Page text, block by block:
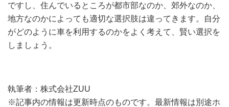
ですし、住んでいるところが都市部なのか、郊外なのか、
地方なのかによっても適切な選択肢は違ってきます。自分
がどのように車を利用するのかをよく考えて、賢い選択を
しましょう。
執筆者：株式会社ZUU
※記事内の情報は更新時点のものです。最新情報は別途ホ